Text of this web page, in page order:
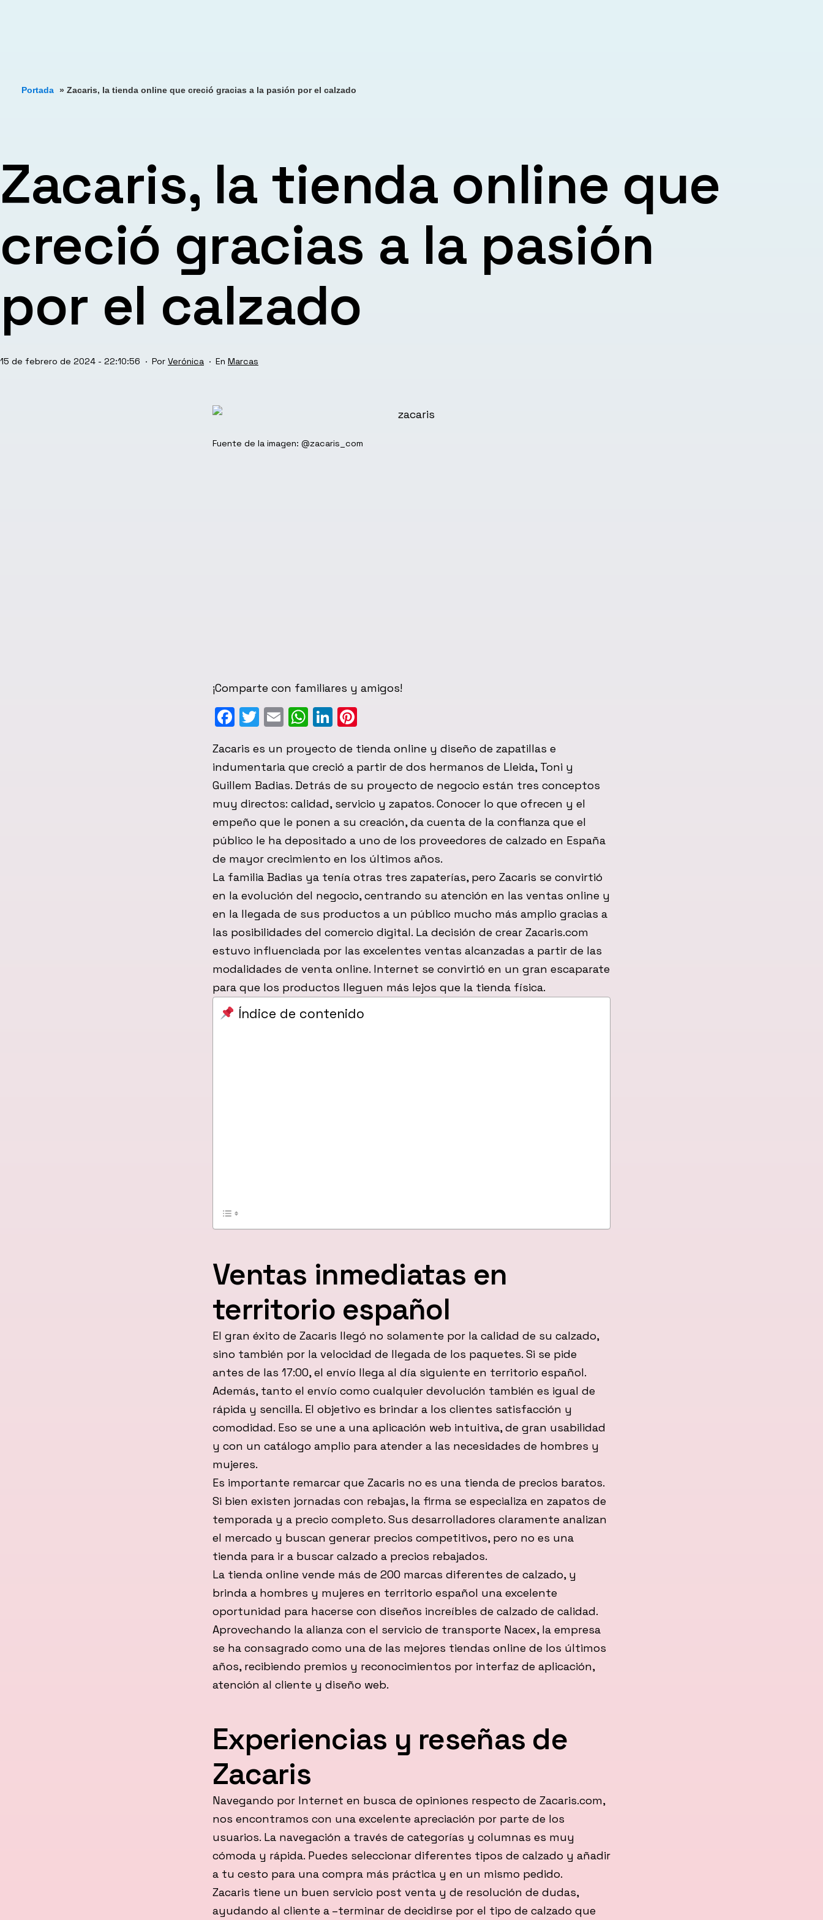
Portada » Zacaris, la tienda online que creció gracias a la pasión por el calzado
Zacaris, la tienda online que
creció gracias a la pasión
por el calzado
Publicada
15 de febrero de 2024 - 22:10:56 Por Verónica
Categorizado
Marcas
Fuente de la imagen: @zacaris_com
¡Comparte con familiares y amigos!
Facebook
Twitter
EmailWhatsApp
LinkedIn
Zacaris es un proyecto de tienda online y diseño de zapatillas e
indumentaria que creció a partir de dos hermanos de Lleida, Toni y
Guillem Badias. Detrás de su proyecto de negocio están tres conceptos
muy directos: calidad, servicio y zapatos. Conocer lo que ofrecen y el
empeño que le ponen a su creación, da cuenta de la confianza que el
público le ha depositado a uno de los proveedores de calzado en España
de mayor crecimiento en los últimos años.
La familia Badias ya tenía otras tres zapaterías, pero Zacaris se convirtió
en la evolución del negocio, centrando su atención en las ventas online y
en la llegada de sus productos a un público mucho más amplio gracias a
las posibilidades del comercio digital. La decisión de crear Zacaris.com
estuvo influenciada por las excelentes ventas alcanzadas a partir de las
modalidades de venta online. Internet se convirtió en un gran escaparate
para que los productos lleguen más lejos que la tienda física.
Índice de contenido
Ventas inmediatas en
territorio español
El gran éxito de Zacaris llegó no solamente por la calidad de su calzado,
sino también por la velocidad de llegada de los paquetes. Si se pide
antes de las 17:00, el envío llega al día siguiente en territorio español.
Además, tanto el envío como cualquier devolución también es igual de
rápida y sencilla. El objetivo es brindar a los clientes satisfacción y
comodidad. Eso se une a una aplicación web intuitiva, de gran usabilidad
y con un catálogo amplio para atender a las necesidades de hombres y
mujeres.
Es importante remarcar que Zacaris no es una tienda de precios baratos.
Si bien existen jornadas con rebajas, la firma se especializa en zapatos de
temporada y a precio completo. Sus desarrolladores claramente analizan
el mercado y buscan generar precios competitivos, pero no es una
tienda para ir a buscar calzado a precios rebajados.
La tienda online vende más de 200 marcas diferentes de calzado, y
brinda a hombres y mujeres en territorio español una excelente
oportunidad para hacerse con diseños increíbles de calzado de calidad.
Aprovechando la alianza con el servicio de transporte Nacex, la empresa
se ha consagrado como una de las mejores tiendas online de los últimos
años, recibiendo premios y reconocimientos por interfaz de aplicación,
atención al cliente y diseño web.
Experiencias y reseñas de
Zacaris
Navegando por Internet en busca de opiniones respecto de Zacaris.com,
nos encontramos con una excelente apreciación por parte de los
usuarios. La navegación a través de categorías y columnas es muy
cómoda y rápida. Puedes seleccionar diferentes tipos de calzado y añadir
a tu cesto para una compra más práctica y en un mismo pedido.
Zacaris tiene un buen servicio post venta y de resolución de dudas,
ayudando al cliente a –terminar de decidirse por el tipo de calzado que